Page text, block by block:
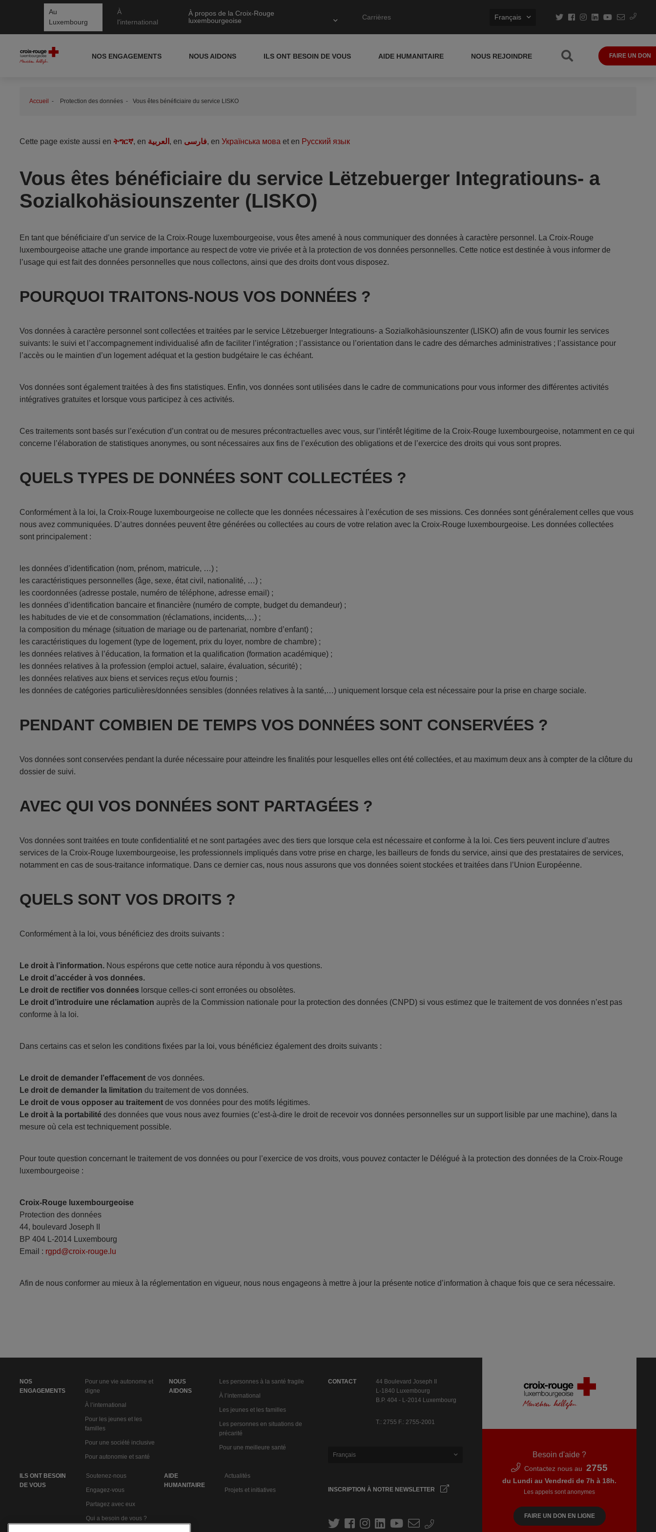
Au
Luxembourg
À
l'international
À propos de la Croix-Rouge
luxembourgeoise
Carrières Français
NOS ENGAGEMENTS NOUS AIDONS ILS ONT BESOIN DE VOUS AIDE HUMANITAIRE NOUS REJOINDRE FAIRE UN DON
Accueil Protection des données Vous êtes bénéficiaire du service LISKO
Cette page existe aussi en ትግርኛ, en العربية , en فارسی, en Українська мова et en Русский язык
Vous êtes bénéficiaire du service Lëtzebuerger Integratiouns- a
Sozialkohäsiounszenter (LISKO)
En tant que bénéficiaire d’un service de la Croix-Rouge luxembourgeoise, vous êtes amené à nous communiquer des données à caractère personnel. La Croix-Rouge
luxembourgeoise attache une grande importance au respect de votre vie privée et à la protection de vos données personnelles. Cette notice est destinée à vous informer de
l’usage qui est fait des données personnelles que nous collectons, ainsi que des droits dont vous disposez.
POURQUOI TRAITONS-NOUS VOS DONNÉES ?
Vos données à caractère personnel sont collectées et traitées par le service Lëtzebuerger Integratiouns- a Sozialkohäsiounszenter (LISKO) afin de vous fournir les services
suivants: le suivi et l’accompagnement individualisé afin de faciliter l’intégration ; l’assistance ou l’orientation dans le cadre des démarches administratives ; l’assistance pour
l’accès ou le maintien d’un logement adéquat et la gestion budgétaire le cas échéant.
Vos données sont également traitées à des fins statistiques. Enfin, vos données sont utilisées dans le cadre de communications pour vous informer des différentes activités
intégratives gratuites et lorsque vous participez à ces activités.
Ces traitements sont basés sur l’exécution d’un contrat ou de mesures précontractuelles avec vous, sur l’intérêt légitime de la Croix-Rouge luxembourgeoise, notamment en ce qui
concerne l’élaboration de statistiques anonymes, ou sont nécessaires aux fins de l’exécution des obligations et de l’exercice des droits qui vous sont propres.
QUELS TYPES DE DONNÉES SONT COLLECTÉES ?
Conformément à la loi, la Croix-Rouge luxembourgeoise ne collecte que les données nécessaires à l’exécution de ses missions. Ces données sont généralement celles que vous
nous avez communiquées. D’autres données peuvent être générées ou collectées au cours de votre relation avec la Croix-Rouge luxembourgeoise. Les données collectées
sont principalement :
les données d’identification (nom, prénom, matricule, …) ;
les caractéristiques personnelles (âge, sexe, état civil, nationalité, …) ;
les coordonnées (adresse postale, numéro de téléphone, adresse email) ;
les données d’identification bancaire et financière (numéro de compte, budget du demandeur) ;
les habitudes de vie et de consommation (réclamations, incidents,…) ;
la composition du ménage (situation de mariage ou de partenariat, nombre d’enfant) ;
les caractéristiques du logement (type de logement, prix du loyer, nombre de chambre) ;
les données relatives à l’éducation, la formation et la qualification (formation académique) ;
les données relatives à la profession (emploi actuel, salaire, évaluation, sécurité) ;
les données relatives aux biens et services reçus et/ou fournis ;
les données de catégories particulières/données sensibles (données relatives à la santé,…) uniquement lorsque cela est nécessaire pour la prise en charge sociale.
PENDANT COMBIEN DE TEMPS VOS DONNÉES SONT CONSERVÉES ?
Vos données sont conservées pendant la durée nécessaire pour atteindre les finalités pour lesquelles elles ont été collectées, et au maximum deux ans à compter de la clôture du
dossier de suivi.
AVEC QUI VOS DONNÉES SONT PARTAGÉES ?
Vos données sont traitées en toute confidentialité et ne sont partagées avec des tiers que lorsque cela est nécessaire et conforme à la loi. Ces tiers peuvent inclure d’autres
services de la Croix-Rouge luxembourgeoise, les professionnels impliqués dans votre prise en charge, les bailleurs de fonds du service, ainsi que des prestataires de services,
notamment en cas de sous-traitance informatique. Dans ce dernier cas, nous nous assurons que vos données soient stockées et traitées dans l’Union Européenne.
QUELS SONT VOS DROITS ?
Conformément à la loi, vous bénéficiez des droits suivants :
Le droit à l’information. Nous espérons que cette notice aura répondu à vos questions.
Le droit d’accéder à vos données.
Le droit de rectifier vos données lorsque celles-ci sont erronées ou obsolètes.
Le droit d’introduire une réclamation auprès de la Commission nationale pour la protection des données (CNPD) si vous estimez que le traitement de vos données n’est pas
conforme à la loi.
Dans certains cas et selon les conditions fixées par la loi, vous bénéficiez également des droits suivants :
Le droit de demander l’effacement de vos données.
Le droit de demander la limitation du traitement de vos données.
Le droit de vous opposer au traitement de vos données pour des motifs légitimes.
Le droit à la portabilité des données que vous nous avez fournies (c’est-à-dire le droit de recevoir vos données personnelles sur un support lisible par une machine), dans la
mesure où cela est techniquement possible.
Pour toute question concernant le traitement de vos données ou pour l’exercice de vos droits, vous pouvez contacter le Délégué à la protection des données de la Croix-Rouge
luxembourgeoise :
Croix-Rouge luxembourgeoise
Protection des données
44, boulevard Joseph II
BP 404 L-2014 Luxembourg
Email : rgpd@croix-rouge.lu
Afin de nous conformer au mieux à la réglementation en vigueur, nous nous engageons à mettre à jour la présente notice d’information à chaque fois que ce sera nécessaire.
NOS
ENGAGEMENTS
Pour une vie autonome et
digne
À l’international
Pour les jeunes et les
familles
Pour une société inclusive
Pour autonomie et santé
NOUS
AIDONS
Les personnes à la santé fragile
À l’international
Les jeunes et les familles
Les personnes en situations de
précarité
Pour une meilleure santé
ILS ONT BESOIN
DE VOUS
Soutenez-nous
Engagez-vous
Partagez avec eux
Qui a besoin de vous ?
AIDE
HUMANITAIRE
Actualités
Projets et initiatives
CONTACT
44 Boulevard Joseph II
L-1840 Luxembourg
B.P. 404 - L-2014 Luxembourg
T.: 2755 F.: 2755-2001
Français
INSCRIPTION À NOTRE NEWSLETTER
Besoin d'aide ?
Contactez nous au 2755
du Lundi au Vendredi de 7h à 18h.
Les appels sont anonymes
FAIRE UN DON EN LIGNE